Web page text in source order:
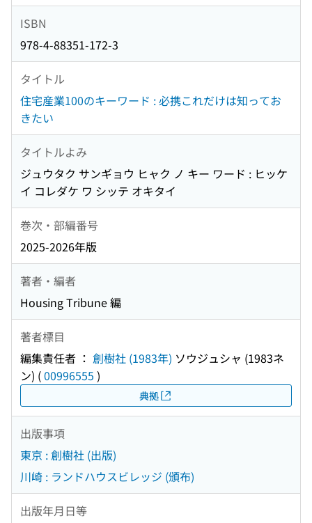
ISBN
978-4-88351-172-3
タイトル
住宅産業100のキーワード : 必携これだけは知ってお
きたい
タイトルよみ
ジュウタク サンギョウ ヒャク ノ キー ワード : ヒッケ
イ コレダケ ワ シッテ オキタイ
巻次・部編番号
2025-2026年版
著者・編者
Housing Tribune 編
著者標目
編集責任者 ： 創樹社 (1983年) ソウジュシャ (1983ネ
ン) (00996555 )
典拠
出版事項
東京 : 創樹社 (出版)
川崎 : ランドハウスビレッジ (頒布)
出版年月日等